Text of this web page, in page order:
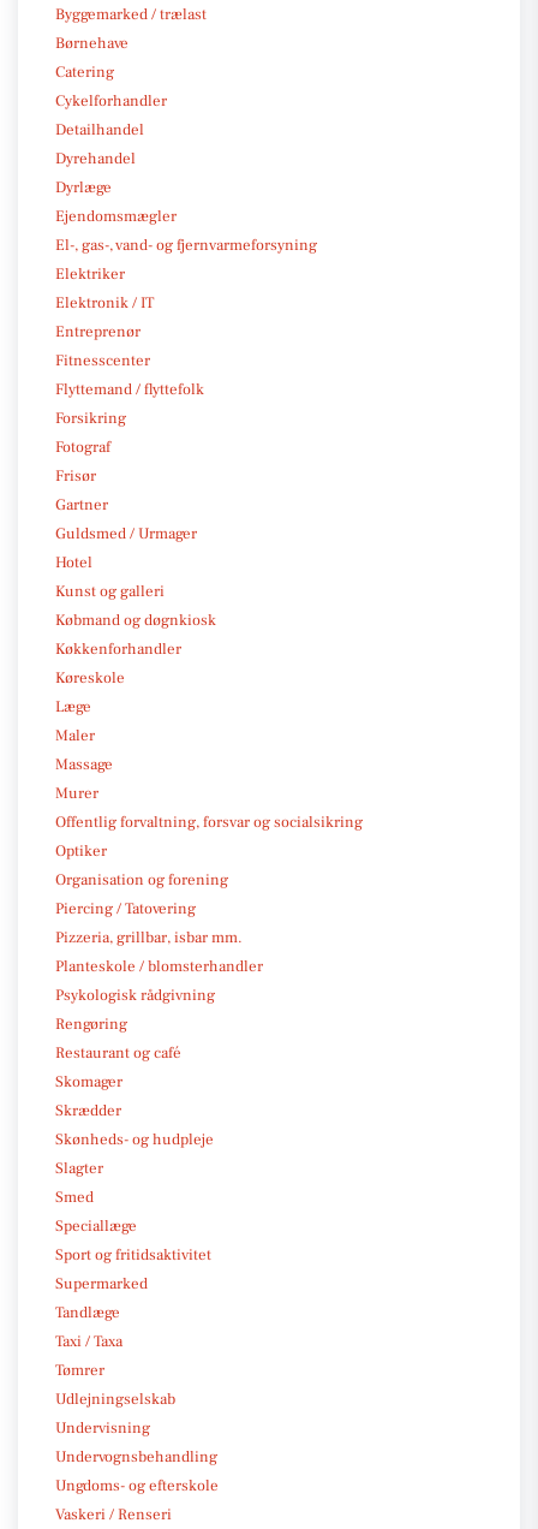
Byggemarked / trælast
Børnehave
Catering
Cykelforhandler
Detailhandel
Dyrehandel
Dyrlæge
Ejendomsmægler
El-, gas-, vand- og fjernvarmeforsyning
Elektriker
Elektronik / IT
Entreprenør
Fitnesscenter
Flyttemand / flyttefolk
Forsikring
Fotograf
Frisør
Gartner
Guldsmed / Urmager
Hotel
Kunst og galleri
Købmand og døgnkiosk
Køkkenforhandler
Køreskole
Læge
Maler
Massage
Murer
Offentlig forvaltning, forsvar og socialsikring
Optiker
Organisation og forening
Piercing / Tatovering
Pizzeria, grillbar, isbar mm.
Planteskole / blomsterhandler
Psykologisk rådgivning
Rengøring
Restaurant og café
Skomager
Skrædder
Skønheds- og hudpleje
Slagter
Smed
Speciallæge
Sport og fritidsaktivitet
Supermarked
Tandlæge
Taxi / Taxa
Tømrer
Udlejningselskab
Undervisning
Undervognsbehandling
Ungdoms- og efterskole
Vaskeri / Renseri